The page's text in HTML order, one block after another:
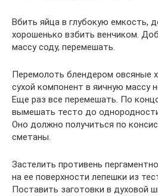
Вбить яйца в глубокую емкость,
хорошенько взбить венчиком.
массу соду, перемешать.
Перемолоть блендером овсяные
сухой компонент в яичную массу
Еще раз все перемешать. По
вымешать тесто до
Оно должно получиться по
сметаны.
Застелить противень
на ее поверхности лепешки из
Поставить заготовки в духовой